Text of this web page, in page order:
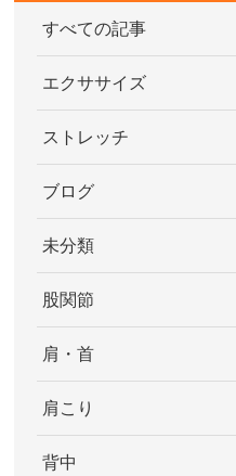
すべての記事
エクササイズ
ストレッチ
ブログ
未分類
股関節
肩・首
肩こり
背中